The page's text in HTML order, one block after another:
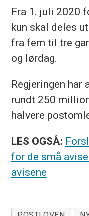
Fra 1. juli 2020
kun skal deles
fra fem til tre
og lørdag.
Regjeringen har
rundt 250
halvere
LES OGSÅ:
for de små
avisene